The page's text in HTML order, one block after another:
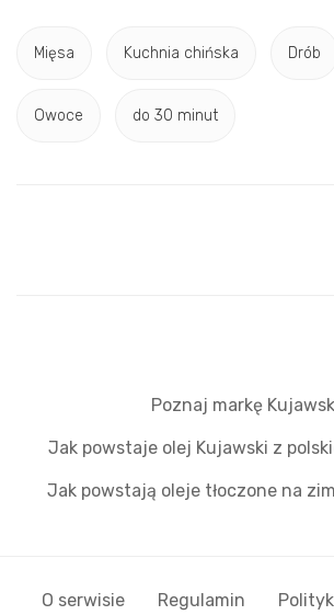
Mięsa Kuchnia chińska Drób
Owoce do 30 minut
Poznaj markę
Jak powstaje olej Kujawski z
Jak powstają oleje tłoczone na
O serwisie Regulamin